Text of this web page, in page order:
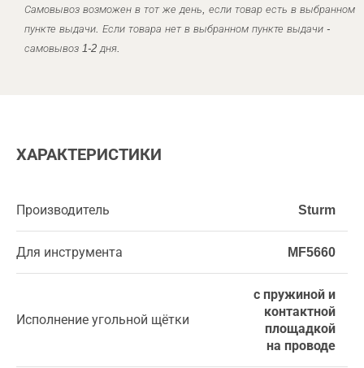
Самовывоз возможен в тот же день, если товар есть в выбранном
пункте выдачи. Если товара нет в выбранном пункте выдачи -
самовывоз 1-2 дня.
ХАРАКТЕРИСТИКИ
Производитель Sturm
Для инструмента MF5660
Исполнение угольной щётки
с пружиной и
контактной
площадкой
на проводе